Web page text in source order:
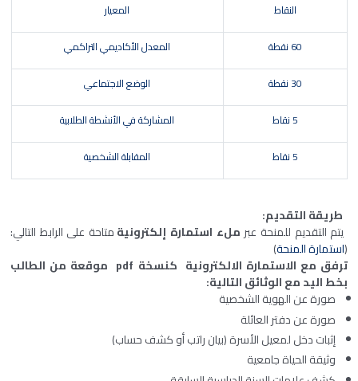
النقاط
المعيار
60 نقطة
المعدل الأكاديمي التراكمي
30 نقطة
الوضع الاجتماعي
5 نقاط
المشاركة في الأنشطة الطلابية
5 نقاط
المقابلة الشخصية
طريقة التقديم:
يتم التقديم للمنحة عبر ملء استمارة إلكترونيةمتاحة على الرابط التالي:
(استمارة المنحة)
ترفق مع الاستمارة الالكترونية كنسخة pdf موقعة من الطالب
بخط اليد مع الوثائق التالية:
صورة عن الهوية الشخصية
صورة عن دفتر العائلة
إثبات دخل لمعيل الأسرة (بيان راتب أو كشف حساب)
وثيقة الحياة جامعية